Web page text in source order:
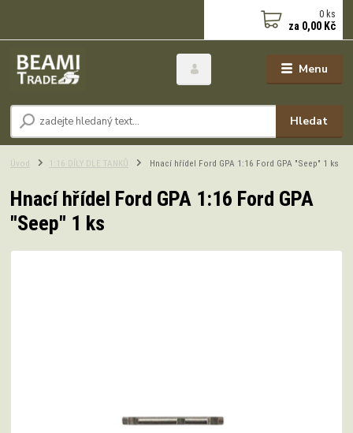
Menu
Hledat
0 ks
za 0,00 Kč
Úvod 1:16 DÍLY DLE TANKŮ Hnací hřídel Ford GPA 1:16 Ford GPA "Seep" 1 ks
Hnací hřídel Ford GPA 1:16 Ford GPA
"Seep" 1 ks